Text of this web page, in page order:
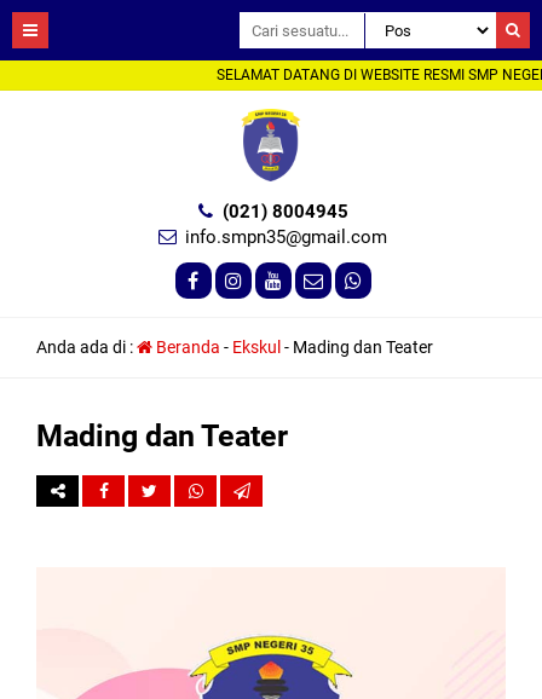
SELAMAT DATANG DI WEBSITE RESMI SMP
(021) 8004945
info.smpn35@gmail.com
Anda ada di : Beranda - Ekskul - Mading dan Teater
Mading dan Teater